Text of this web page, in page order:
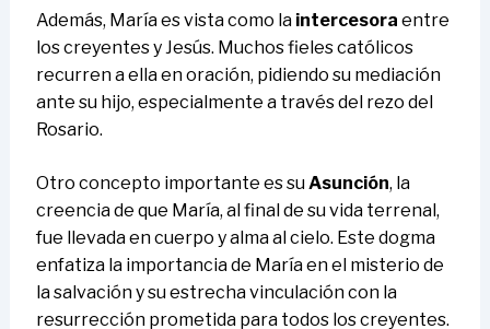
Además, María es vista como la intercesora entre
los creyentes y Jesús. Muchos fieles católicos
recurren a ella en oración, pidiendo su mediación
ante su hijo, especialmente a través del rezo del
Rosario.
Otro concepto importante es su Asunción, la
creencia de que María, al final de su vida terrenal,
fue llevada en cuerpo y alma al cielo. Este dogma
enfatiza la importancia de María en el misterio de
la salvación y su estrecha vinculación con la
resurrección prometida para todos los creyentes.